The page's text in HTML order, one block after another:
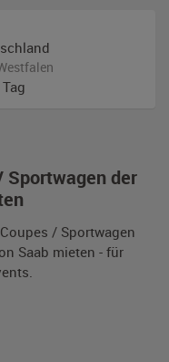
Sportwagen der
/ Sportwagen
Saab mieten - für